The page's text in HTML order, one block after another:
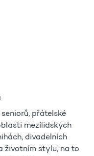
přátelské
mezilidských
divadelních
životním stylu, na to